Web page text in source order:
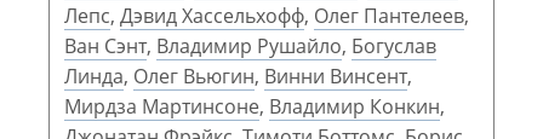
Лепс, Дэвид Хассельхофф, Олег Пантелеев,
Ван Сэнт, Владимир Рушайло, Богуслав
Линда, Олег Вьюгин, Винни Винсент,
Мирдза Мартинсоне, Владимир Конкин,